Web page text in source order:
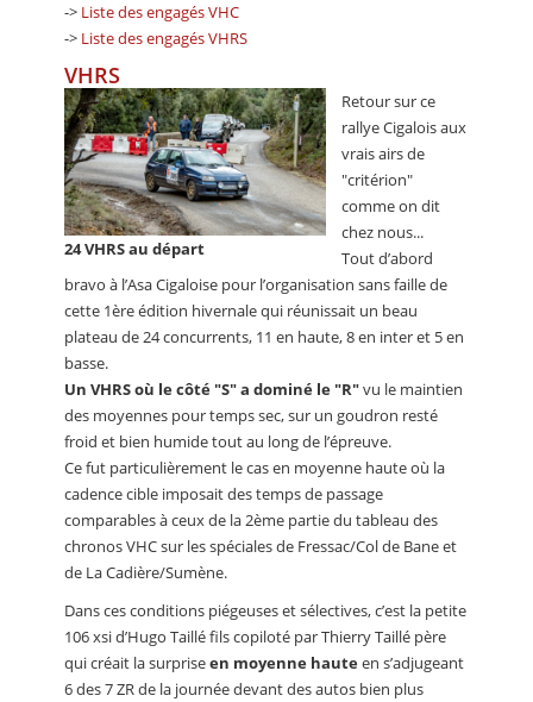
-> Liste des engagés VHC
-> Liste des engagés VHRS
VHRS
24 VHRS au départ
Retour sur ce
rallye Cigalois aux
vrais airs de
"critérion"
comme on dit
chez nous...
Tout d’abord
bravo à l’Asa Cigaloise pour l’organisation sans faille de
cette 1ère édition hivernale qui réunissait un beau
plateau de 24 concurrents, 11 en haute, 8 en inter et 5 en
basse.
Un VHRS où le côté "S" a dominé le "R"vu le maintien
des moyennes pour temps sec, sur un goudron resté
froid et bien humide tout au long de l’épreuve.
Ce fut particulièrement le cas en moyenne haute où la
cadence cible imposait des temps de passage
comparables à ceux de la 2ème partie du tableau des
chronos VHC sur les spéciales de Fressac/Col de Bane et
de La Cadière/Sumène.
Dans ces conditions piégeuses et sélectives, c’est la petite
106 xsi d’Hugo Taillé fils copiloté par Thierry Taillé père
qui créait la surpriseen moyenne hauteen s’adjugeant
6 des 7 ZR de la journée devant des autos bien plus